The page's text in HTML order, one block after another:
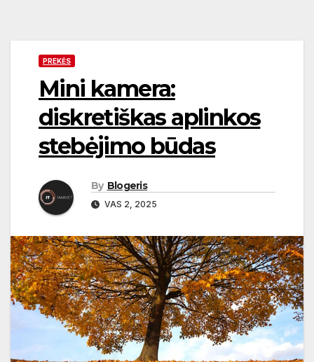
PREKĖS
Mini kamera:
diskretiškas aplinkos
stebėjimo būdas
By Blogeris
VAS 2, 2025